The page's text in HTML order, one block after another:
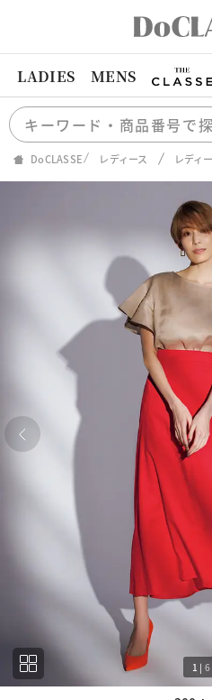
LADIES MENS
DoCLASSE レディース レディ
1 | 6